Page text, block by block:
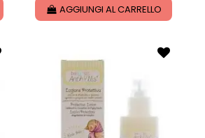
AGGIUNGI AL CARRELLO